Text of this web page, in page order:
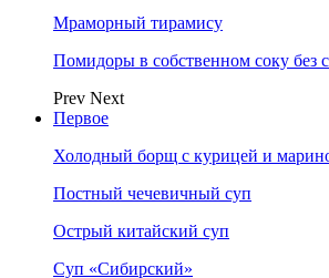
Мраморный тирамису
Помидоры в собственном соку без
Prev Next
Первое
Холодный борщ с курицей и
Постный чечевичный суп
Острый китайский суп
Суп «Сибирский»